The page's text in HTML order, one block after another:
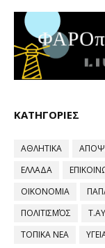
ΚΑΤΗΓΟΡΙΕΣ
ΑΘΛΗΤΙΚΑ
ΕΛΛΑΔΑ
ΟΙΚΟΝΟΜΙΑ
ΠΟΛΙΤΙΣΜΌΣ
ΤΟΠΙΚΑ ΝΕΑ